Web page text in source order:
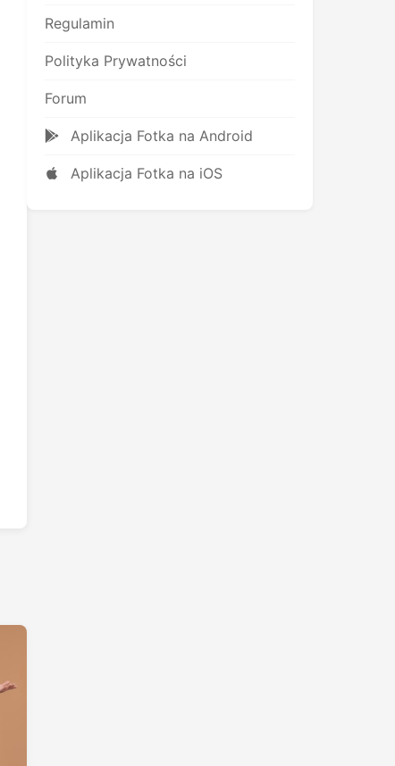
Regulamin
Polityka Prywatności
Forum
Aplikacja Fotka na Android
Aplikacja Fotka na iOS